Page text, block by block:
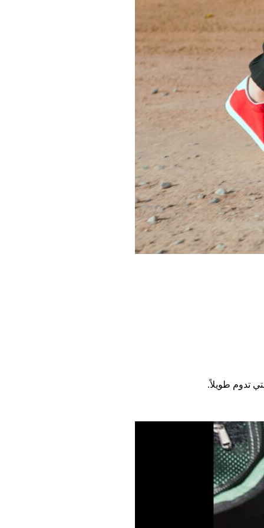
تدوم طويلاً.